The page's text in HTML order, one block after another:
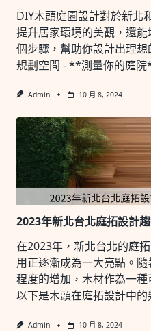
DIY木頭庭園設計對於新北
提升居家環境的美觀，還
個步驟，幫助你設計出理
規劃空間 - **測量你的庭院
Admin 10 月 8, 2024
2023年新北台北庭拓設計
在2023年，新北台北的庭
用正逐漸成為一大亮點。
程度的增加，木材作為一
以下是木頭在庭拓設計中
Admin 10 月 8, 2024